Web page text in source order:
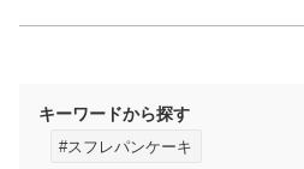
キーワードから探す
#スフレパンケーキ